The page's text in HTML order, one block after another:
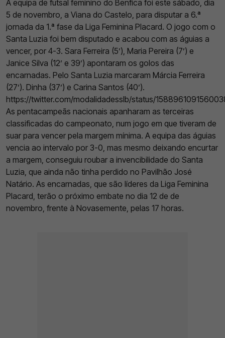
A equipa de futsal feminino do Benfica foi este sábado, dia
5 de novembro, a Viana do Castelo, para disputar a 6.ª
jornada da 1.ª fase da Liga Feminina Placard. O jogo com o
Santa Luzia foi bem disputado e acabou com as águias a
vencer, por 4-3. Sara Ferreira (5’), Maria Pereira (7’) e
Janice Silva (12’ e 39’) apontaram os golos das
encarnadas. Pelo Santa Luzia marcaram Márcia Ferreira
(27’). Dinha (37’) e Carina Santos (40’).
https://twitter.com/modalidadesslb/status/
As pentacampeãs nacionais apanharam as terceiras
classificadas do campeonato, num jogo em que tiveram de
suar para vencer pela margem mínima. A equipa das águias
vencia ao intervalo por 3-0, mas mesmo deixando encurtar
a margem, conseguiu roubar a invencibilidade do Santa
Luzia, que ainda não tinha perdido no Pavilhão José
Natário. As encarnadas, que são líderes da Liga Feminina
Placard, terão o próximo embate no dia 12 de de
novembro, frente à Novasemente, pelas 17 horas.